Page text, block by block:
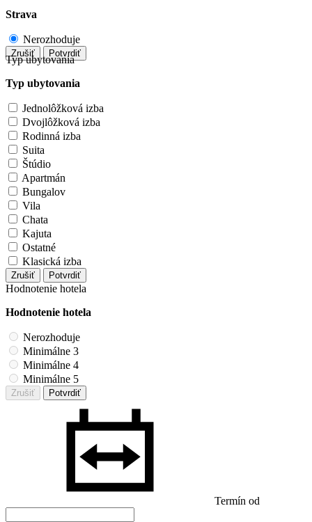
Strava
Nerozhoduje
Zrušiť Potvrdiť
Typ ubytovania
Typ ubytovania
Jednolôžková izba
Dvojlôžková izba
Rodinná izba
Suita
Štúdio
Apartmán
Bungalov
Vila
Chata
Kajuta
Ostatné
Klasická izba
Zrušiť Potvrdiť
Hodnotenie hotela
Hodnotenie hotela
Nerozhoduje
Minimálne 3
Minimálne 4
Minimálne 5
Zrušiť Potvrdiť
Termín od